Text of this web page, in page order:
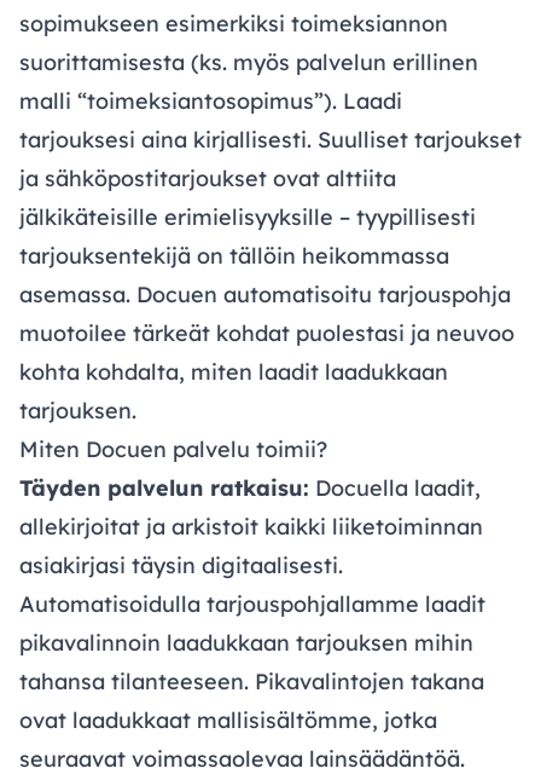
sopimukseen esimerkiksi toimeksiannon
suorittamisesta (ks. myös palvelun erillinen
malli “toimeksiantosopimus”). Laadi
tarjouksesi aina kirjallisesti. Suulliset tarjoukset
ja sähköpostitarjoukset ovat alttiita
jälkikäteisille erimielisyyksille – tyypillisesti
tarjouksentekijä on tällöin heikommassa
asemassa. Docuen automatisoitu tarjouspohja
muotoilee tärkeät kohdat puolestasi ja neuvoo
kohta kohdalta, miten laadit laadukkaan
tarjouksen.
Miten Docuen palvelu toimii?
Täyden palvelun ratkaisu: Docuella laadit,
allekirjoitat ja arkistoit kaikki liiketoiminnan
asiakirjasi täysin digitaalisesti.
Automatisoidulla tarjouspohjallamme laadit
pikavalinnoin laadukkaan tarjouksen mihin
tahansa tilanteeseen. Pikavalintojen takana
ovat laadukkaat mallisisältömme, jotka
seuraavat voimassaolevaa lainsäädäntöä.